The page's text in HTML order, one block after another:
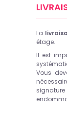
La
étage.
Il est
Vous